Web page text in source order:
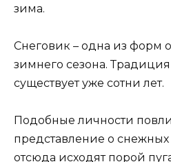
зима.
Снеговик – одна из форм
зимнего сезона.
существует уже сотни лет.
Подобные личности
представление о
отсюда исходят порой